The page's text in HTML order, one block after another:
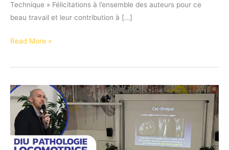
Technique » Félicitations à l’ensemble des auteurs pour ce
beau travail et leur contribution à […]
Nouvelle
pour
de
l’IULS
Read More »